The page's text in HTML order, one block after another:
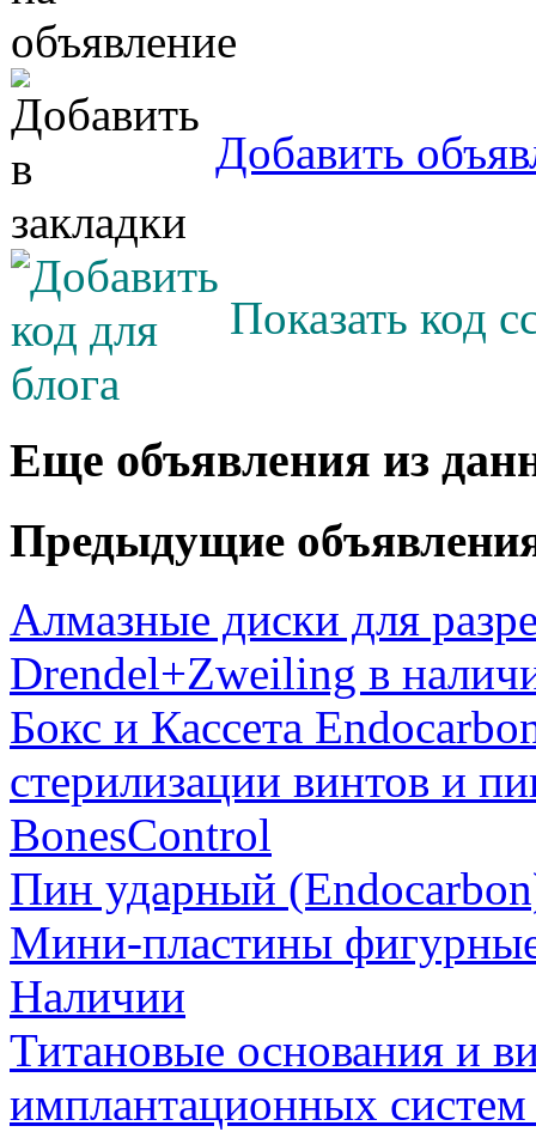
Добавить
Показать код
Еще объявления из
Предыдущие
Алмазные диски для
Drendel+Zweiling в
Бокс и Кассета
стерилизации винтов и
BonesControl
Пин ударный
Мини-пластины
Наличии
Титановые основания и
имплантационных